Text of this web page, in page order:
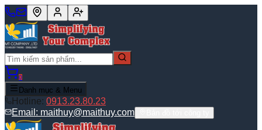
0
Danh mục & Menu
Hotline: 0913.23.80.23
Email: maithuy@maithuy.com